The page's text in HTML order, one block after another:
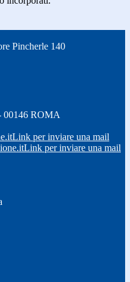
Pincherle 140
00146 ROMA
Link per inviare una mail
Link per inviare una mail